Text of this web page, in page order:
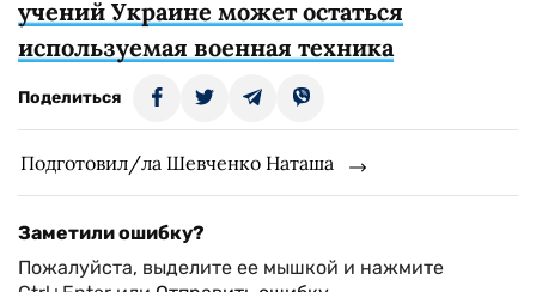
учений Украине может остаться
используемая военная техника
Поделиться
Подготовил/ла Шевченко Наташа
Заметили ошибку?
Пожалуйста, выделите ее мышкой и нажмите